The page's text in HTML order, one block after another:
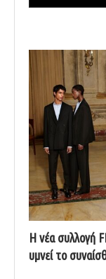
Η νέα συλλογή
υμνεί το